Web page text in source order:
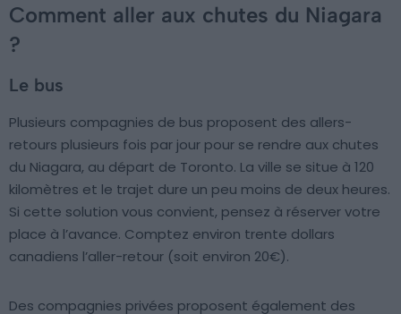
Comment aller aux chutes du Niagara
?
Le bus
Plusieurs compagnies de bus proposent des allers-
retours plusieurs fois par jour pour se rendre aux chutes
du Niagara, au départ de Toronto. La ville se situe à 120
kilomètres et le trajet dure un peu moins de deux heures.
Si cette solution vous convient, pensez à réserver votre
place à l’avance. Comptez environ trente dollars
canadiens l’aller-retour (soit environ 20€).
Des compagnies privées proposent également des